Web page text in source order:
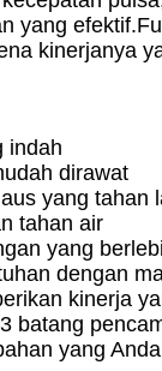
yang
kinerjanya
indah
dirawat
yang tahan
tahan air
yang
dengan
kinerja
batang
yang